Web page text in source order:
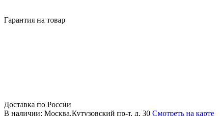
Гарантия на товар
Доставка по России
В наличии: Москва,Кутузовский пр-т, д. 30 Смотреть на карте